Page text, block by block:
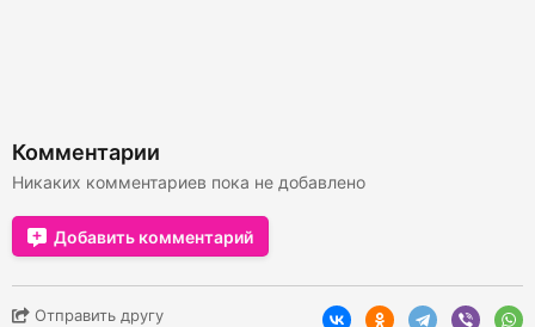
Комментарии
Никаких комментариев пока не добавлено
Добавить комментарий
Отправить другу